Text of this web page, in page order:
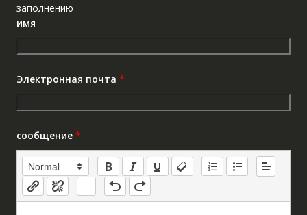
заполнению
имя
Электронная почта *
сообщение *